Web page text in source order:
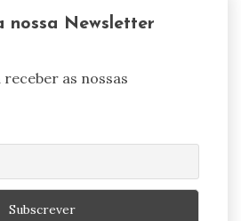
nossa Newsletter
as nossas